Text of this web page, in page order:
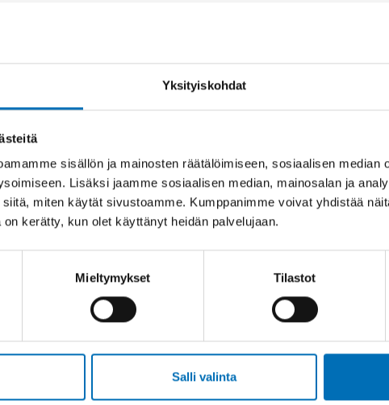
Yksityiskohdat
sisällön ja mainosten räätälöimiseen, sosiaalisen median
Lisäksi jaamme sosiaalisen median, mainosalan ja
miten käytät sivustoamme. Kumppanimme voivat yhdistää
kerätty, kun olet käyttänyt heidän palvelujaan.
Mieltymykset Tilastot
Salli valinta
Asiaan liittyvää sisältöä